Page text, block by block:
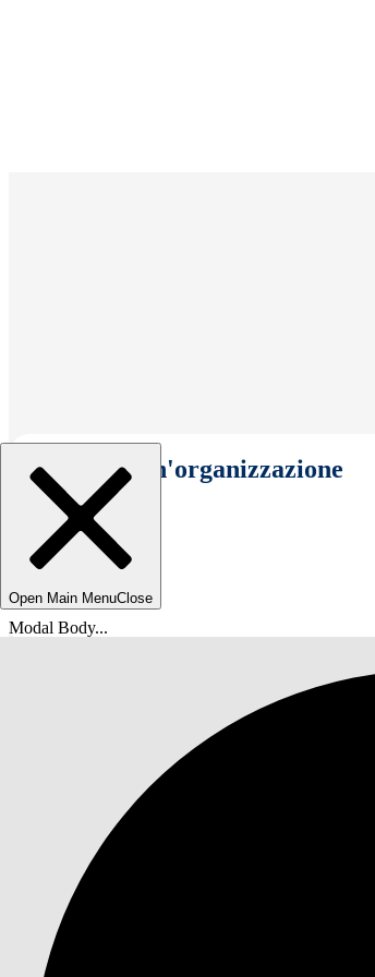
Seleziona un'organizzazione
Open Main MenuClose
Modal Body...
Ti trovi qui: